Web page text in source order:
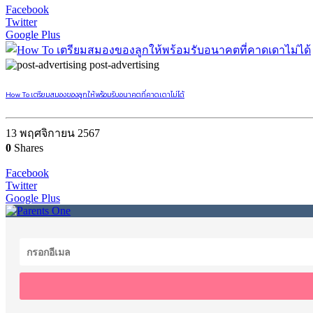
Facebook
Twitter
Google Plus
post-advertising
How To เตรียมสมองของลูกให้พร้อมรับอนาคตที่คาดเดาไม่ได้
13 พฤศจิกายน 2567
0 Shares
Facebook
Twitter
Google Plus